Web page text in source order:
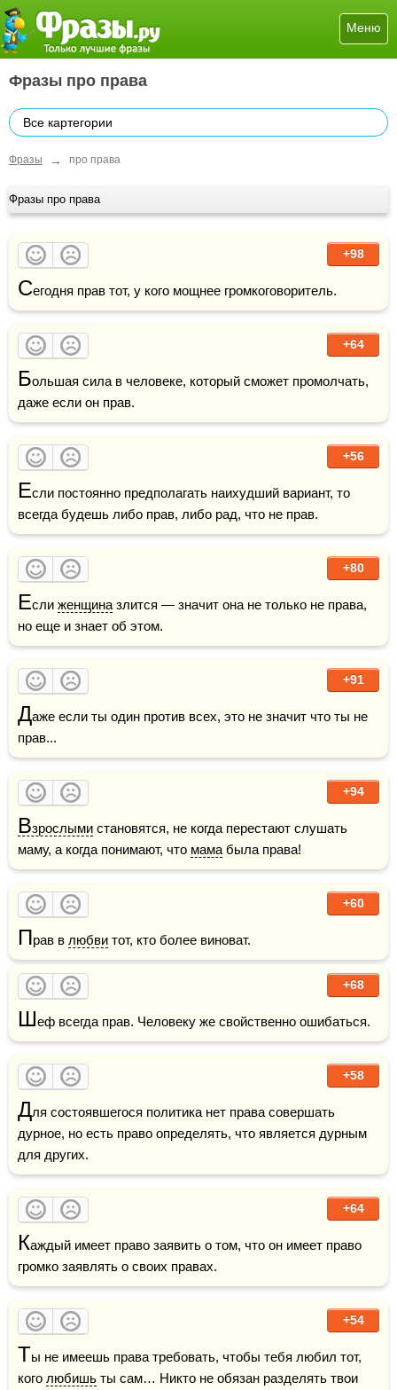
Меню
Фразы про права
Все картегории
Фразы → про права
Фразы про права
+98
Сегодня прав тот, у кого мощнее громкоговоритель.
+64
Большая сила в человеке, который сможет промолчать,
даже если он прав.
+56
Если постоянно предполагать наихудший вариант, то
всегда будешь либо прав, либо рад, что не прав.
+80
Если женщина злится — значит она не только не права,
но еще и знает об этом.
+91
Даже если ты один против всех, это не значит что ты не
прав...
+94
Взрослыми становятся, не когда перестают слушать
маму, а когда понимают, что мама была права!
+60
Прав в любви тот, кто более виноват.
+68
Шеф всегда прав. Человеку же свойственно ошибаться.
+58
Для состоявшегося политика нет права совершать
дурное, но есть право определять, что является дурным
для других.
+64
Каждый имеет право заявить о том, что он имеет право
громко заявлять о своих правах.
+54
Ты не имеешь права требовать, чтобы тебя любил тот,
кого любишь ты сам… Никто не обязан разделять твои